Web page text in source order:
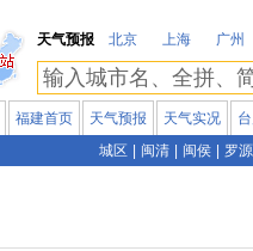
天气预报
北京 上海 广州
福建首页 天气预报 天气实况
城区
闽清 闽侯 罗源